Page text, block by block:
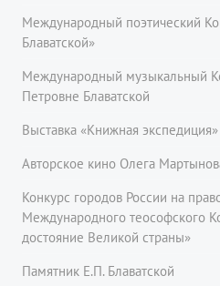
Международный поэтический
Блаватской»
Международный музыкальный
Петровне Блаватской
Выставка «Книжная экспедиция»
Авторское кино Олега
Конкурс городов России на
Международного теософского
достояние Великой страны»
Памятник Е.П. Блаватской